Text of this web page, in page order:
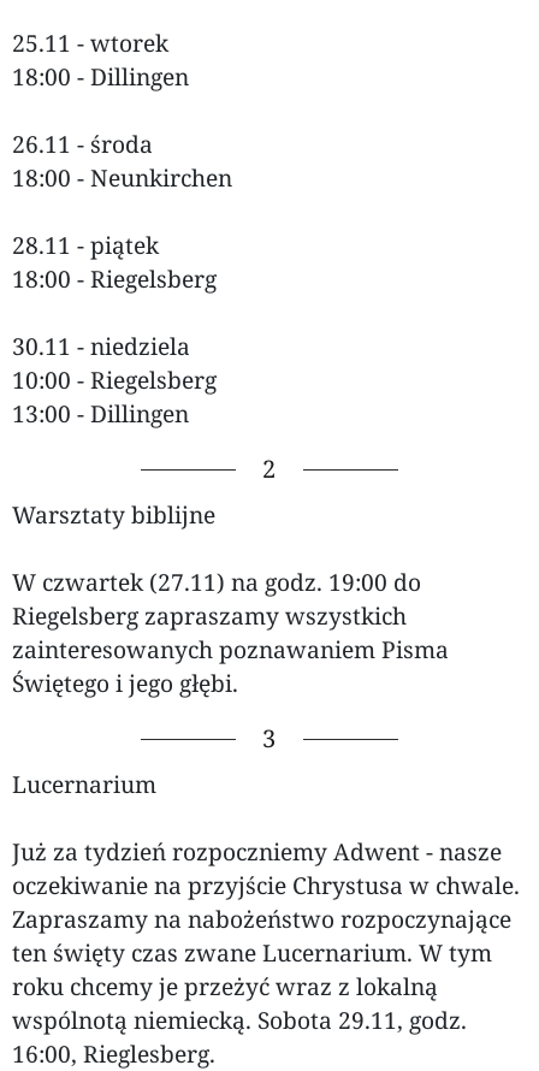
25.11 - wtorek
18:00 - Dillingen
26.11 - środa
18:00 - Neunkirchen
28.11 - piątek
18:00 - Riegelsberg
30.11 - niedziela
10:00 - Riegelsberg
13:00 - Dillingen
2
Warsztaty biblijne
W czwartek (27.11) na godz. 19:00 do
Riegelsberg zapraszamy wszystkich
zainteresowanych poznawaniem Pisma
Świętego i jego głębi.
3
Lucernarium
Już za tydzień rozpoczniemy Adwent - nasze
oczekiwanie na przyjście Chrystusa w chwale.
Zapraszamy na nabożeństwo rozpoczynające
ten święty czas zwane Lucernarium. W tym
roku chcemy je przeżyć wraz z lokalną
wspólnotą niemiecką. Sobota 29.11, godz.
16:00, Rieglesberg.